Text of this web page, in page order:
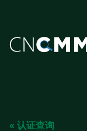
« 认证查询